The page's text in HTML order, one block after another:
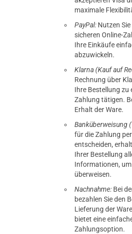
maximale
PayPal: Nutzen
sicheren Online-
Ihre Einkäufe
abzuwickeln.
Klarna (Kauf auf
Rechnung über
Ihre Bestellung zu
Zahlung tätigen.
Erhalt der Ware.
Banküberweisung
für die Zahlung
entscheiden,
Ihrer Bestellung
Informationen,
überweisen.
Nachnahme: Bei
bezahlen Sie den
Lieferung der
bietet eine
Zahlungsoption.